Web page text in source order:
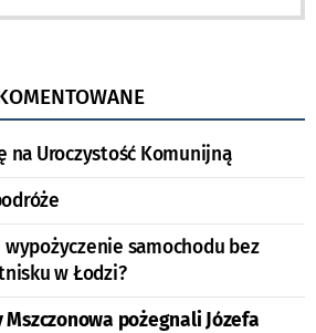
na Uroczystość Komunijną
wypożyczenie samochodu bez
w Łodzi?
Mszczonowa pożegnali Józefa